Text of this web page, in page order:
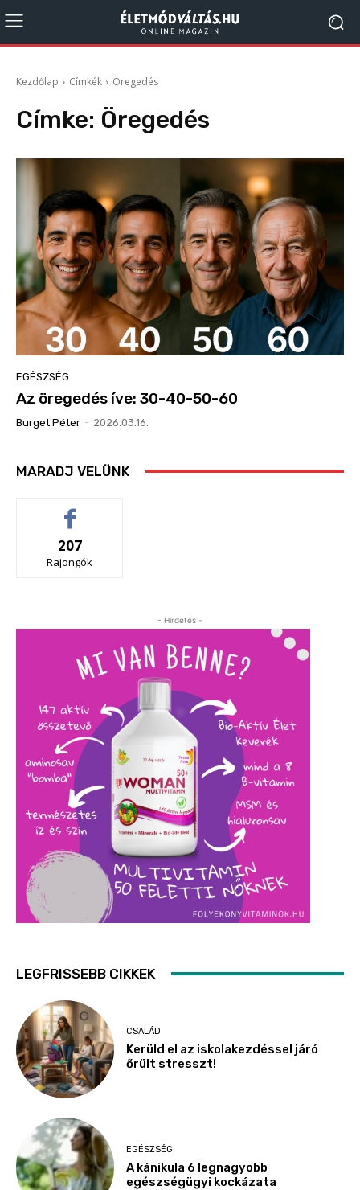
Kezdőlap Címkék Öregedés
Címke: Öregedés
EGÉSZSÉG
Az öregedés íve: 30-40-50-60
Burget Péter - 2026.03.16.
MARADJ VELÜNK
207
Rajongók
- Hirdetés -
LEGFRISSEBB CIKKEK
CSALÁD
Kerüld el az iskolakezdéssel járó
őrült stresszt!
EGÉSZSÉG
A kánikula 6 legnagyobb
egészségügyi kockázata